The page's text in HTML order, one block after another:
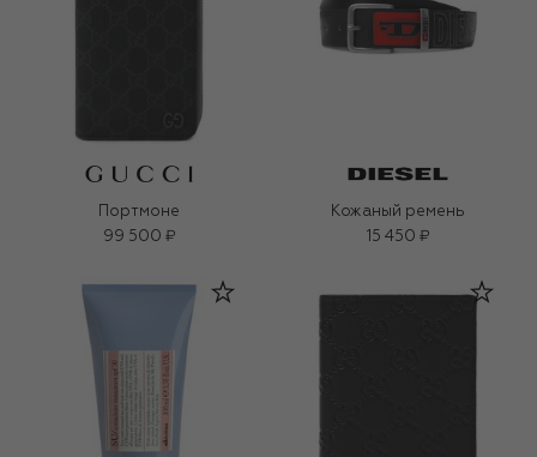
Портмоне
99 500 ₽
Кожаный ремень
15 450 ₽